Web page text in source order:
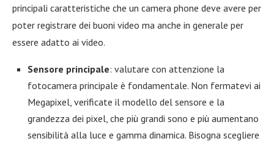
principali caratteristiche che un camera phone deve avere per
poter registrare dei buoni video ma anche in generale per
essere adatto ai video.
Sensore principale: valutare con attenzione la
fotocamera principale è fondamentale. Non fermatevi ai
Megapixel, verificate il modello del sensore e la
grandezza dei pixel, che più grandi sono e più aumentano
sensibilità alla luce e gamma dinamica. Bisogna scegliere